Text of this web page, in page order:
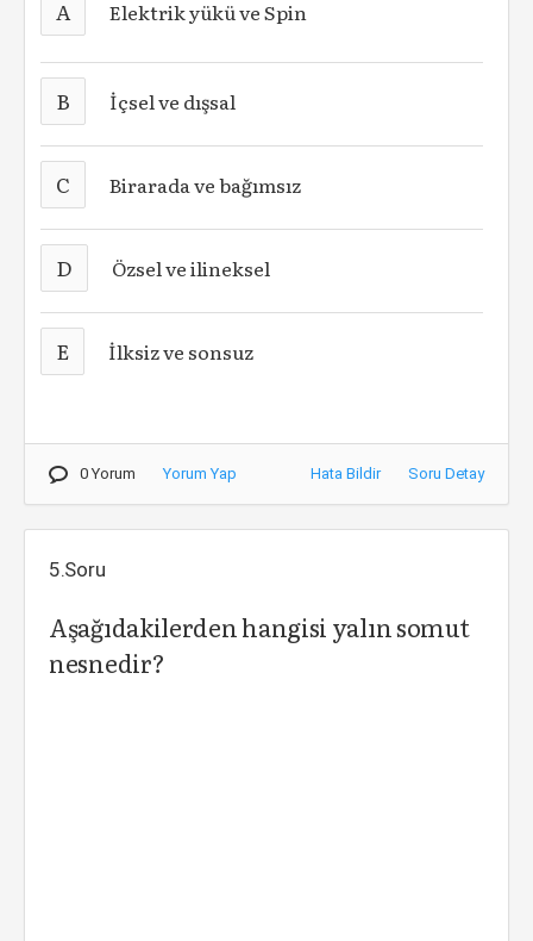
A Elektrik yükü ve Spin
B İçsel ve dışsal
C Birarada ve bağımsız
D Özsel ve ilineksel
E İlksiz ve sonsuz
0 Yorum Yorum Yap Hata Bildir Soru Detay
5.Soru
Aşağıdakilerden hangisi yalın somut
nesnedir?